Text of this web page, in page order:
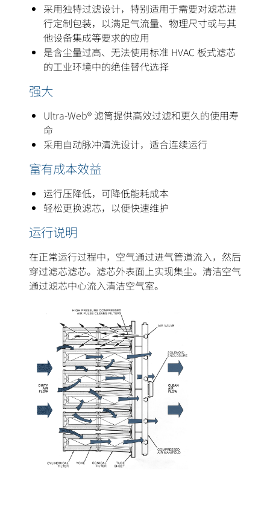
采用独特过滤设计，特别适用于需要对滤芯进
行定制包装，以满足气流量、物理尺寸或与其
他设备集成等要求的应用
是含尘量过高、无法使用标准 HVAC 板式滤芯
的工业环境中的绝佳替代选择
强大
Ultra-Web® 滤筒提供高效过滤和更久的使用寿
命
采用自动脉冲清洗设计，适合连续运行
富有成本效益
运行压降低，可降低能耗成本
轻松更换滤芯，以便快速维护
运行说明
在正常运行过程中，空气通过进气管道流入，然后
穿过滤芯滤芯。滤芯外表面上实现集尘。清洁空气
通过滤芯中心流入清洁空气室。